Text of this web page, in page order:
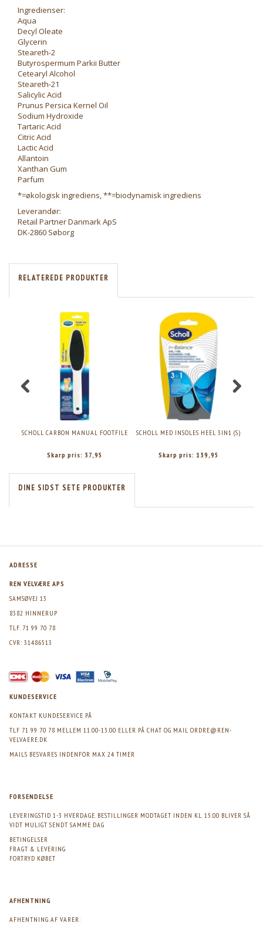
Ingredienser:
Aqua
Decyl Oleate
Glycerin
Steareth-2
Butyrospermum Parkii Butter
Cetearyl Alcohol
Steareth-21
Salicylic Acid
Prunus Persica Kernel Oil
Sodium Hydroxide
Tartaric Acid
Citric Acid
Lactic Acid
Allantoin
Xanthan Gum
Parfum
*=økologisk ingrediens, **=biodynamisk ingrediens
Leverandør:
Retail Partner Danmark ApS
DK-2860 Søborg
RELATEREDE PRODUKTER
SCHOLL CARBON MANUAL FOOTFILE
Skarp pris: 37,95
SCHOLL MED INSOLES HEEL 3IN1 (S)
Skarp pris: 139,95
DINE SIDST SETE PRODUKTER
ADRESSE
REN VELVÆRE APS
SAMSØVEJ 13
8382 HINNERUP
TLF. 71 99 70 78
CVR: 31486513
KUNDESERVICE
KONTAKT KUNDESERVICE PÅ
TLF 71 99 70 78 MELLEM 11.00-13.00 ELLER PÅ CHAT OG MAIL ORDRE@REN-
VELVAERE.DK
MAILS BESVARES INDENFOR MAX 24 TIMER
FORSENDELSE
LEVERINGSTID 1-3 HVERDAGE. BESTILLINGER MODTAGET INDEN KL. 15.00 BLIVER SÅ
VIDT MULIGT SENDT SAMME DAG
BETINGELSER
FRAGT & LEVERING
FORTRYD KØBET
AFHENTNING
AFHENTNING AF VARER: